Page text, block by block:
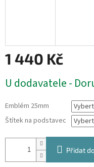
1 440 Kč
cena:
U dodavatele -
Emblém 25mm
Štítek na podstavec
Přidat